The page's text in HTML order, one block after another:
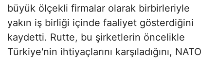
büyük ölçekli firmalar olarak birbirleriyle
yakın iş birliği içinde faaliyet gösterdiğini
kaydetti. Rutte, bu şirketlerin öncelikle
Türkiye'nin ihtiyaçlarını karşıladığını, NATO